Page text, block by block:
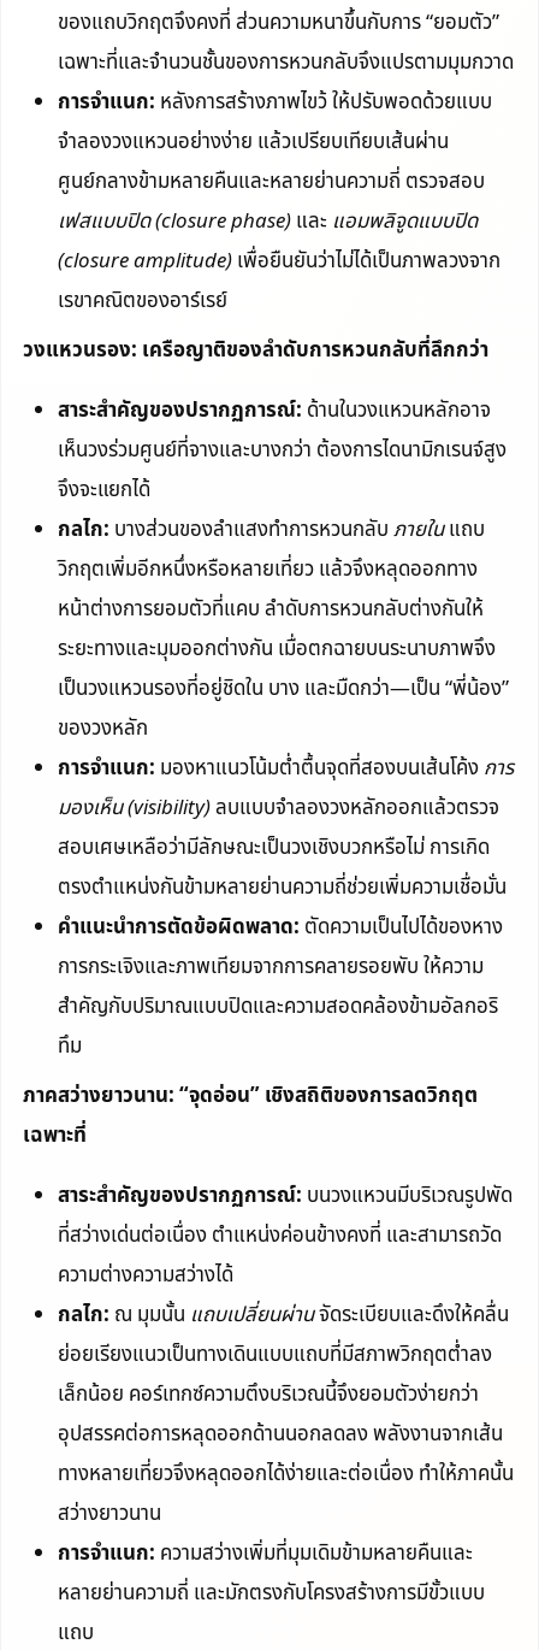
ของแถบวิกฤตจึงคงที่ ส่วนความหนาขึ้นกับการ “ยอมตัว”
เฉพาะที่และจำนวนชั้นของการหวนกลับจึงแปรตามมุมกวาด
การจำแนก: หลังการสร้างภาพไขว้ ให้ปรับพอดด้วยแบบ
จำลองวงแหวนอย่างง่าย แล้วเปรียบเทียบเส้นผ่าน
ศูนย์กลางข้ามหลายคืนและหลายย่านความถี่ ตรวจสอบ
เฟสแบบปิด (closure phase)และ แอมพลิจูดแบบปิด
(closure amplitude)เพื่อยืนยันว่าไม่ได้เป็นภาพลวงจาก
เรขาคณิตของอาร์เรย์
วงแหวนรอง: เครือญาติของลำดับการหวนกลับที่ลึกกว่า
สาระสำคัญของปรากฏการณ์: ด้านในวงแหวนหลักอาจ
เห็นวงร่วมศูนย์ที่จางและบางกว่า ต้องการไดนามิกเรนจ์สูง
จึงจะแยกได้
กลไก: บางส่วนของลำแสงทำการหวนกลับภายในแถบ
วิกฤตเพิ่มอีกหนึ่งหรือหลายเที่ยว แล้วจึงหลุดออกทาง
หน้าต่างการยอมตัวที่แคบ ลำดับการหวนกลับต่างกันให้
ระยะทางและมุมออกต่างกัน เมื่อตกฉายบนระนาบภาพจึง
เป็นวงแหวนรองที่อยู่ชิดใน บาง และมืดกว่า—เป็น “พี่น้อง”
ของวงหลัก
การจำแนก: มองหาแนวโน้มต่ำตื้นจุดที่สองบนเส้นโค้งการ
มองเห็น (visibility)ลบแบบจำลองวงหลักออกแล้วตรวจ
สอบเศษเหลือว่ามีลักษณะเป็นวงเชิงบวกหรือไม่ การเกิด
ตรงตำแหน่งกันข้ามหลายย่านความถี่ช่วยเพิ่มความเชื่อมั่น
คำแนะนำการตัดข้อผิดพลาด: ตัดความเป็นไปได้ของหาง
การกระเจิงและภาพเทียมจากการคลายรอยพับ ให้ความ
สำคัญกับปริมาณแบบปิดและความสอดคล้องข้ามอัลกอริ
ทึม
ภาคสว่างยาวนาน: “จุดอ่อน” เชิงสถิติของการลดวิกฤต
เฉพาะที่
สาระสำคัญของปรากฏการณ์: บนวงแหวนมีบริเวณรูปพัด
ที่สว่างเด่นต่อเนื่อง ตำแหน่งค่อนข้างคงที่ และสามารถวัด
ความต่างความสว่างได้
กลไก: ณ มุมนั้น แถบเปลี่ยนผ่านจัดระเบียบและดึงให้คลื่น
ย่อยเรียงแนวเป็นทางเดินแบบแถบที่มีสภาพวิกฤตต่ำลง
เล็กน้อย คอร์เทกซ์ความตึงบริเวณนี้จึงยอมตัวง่ายกว่า
อุปสรรคต่อการหลุดออกด้านนอกลดลง พลังงานจากเส้น
ทางหลายเที่ยวจึงหลุดออกได้ง่ายและต่อเนื่อง ทำให้ภาคนั้น
สว่างยาวนาน
การจำแนก: ความสว่างเพิ่มที่มุมเดิมข้ามหลายคืนและ
หลายย่านความถี่ และมักตรงกับโครงสร้างการมีขั้วแบบ
แถบ